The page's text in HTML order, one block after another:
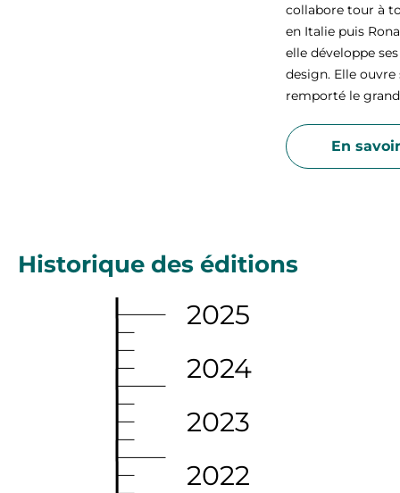
collabore tour à
en Italie puis
elle développe
design. Elle ouvre
remporté le
En
Historique des éditions
2025
2024
2023
2022